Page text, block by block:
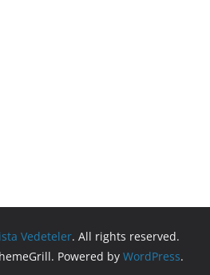
Vedeteler. All rights reserved.
Powered by WordPress.